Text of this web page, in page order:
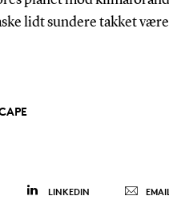
lidt sundere takket
LINKEDIN